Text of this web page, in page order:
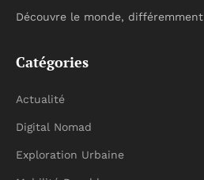
Découvre le monde, différemment
Catégories
Actualité
Digital Nomad
Exploration Urbaine